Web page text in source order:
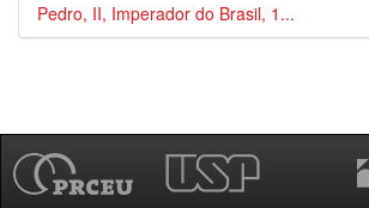
Pedro, II, Imperador do Brasil, 1...